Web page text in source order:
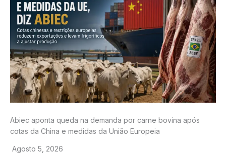
Abiec aponta queda na demanda por carne bovina após
cotas da China e medidas da União Europeia
Agosto 5, 2026